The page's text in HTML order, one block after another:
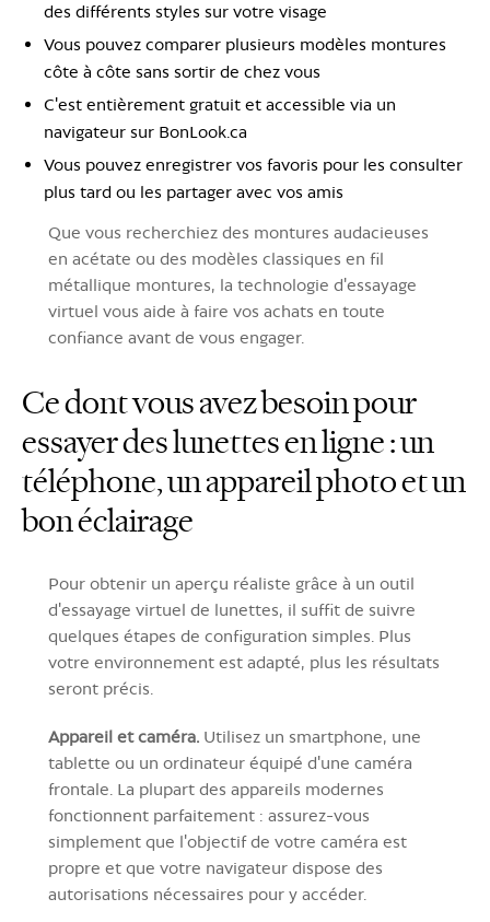
des différents styles sur votre visage
Vous pouvez comparer plusieurs modèles montures
côte à côte sans sortir de chez vous
C'est entièrement gratuit et accessible via un
navigateur sur BonLook.ca
Vous pouvez enregistrer vos favoris pour les consulter
plus tard ou les partager avec vos amis
Que vous recherchiez des montures audacieuses
en acétate ou des modèles classiques en fil
métallique montures, la technologie d'essayage
virtuel vous aide à faire vos achats en toute
confiance avant de vous engager.
Ce dont vous avez besoin pour
essayer des lunettes en ligne : un
téléphone, un appareil photo et un
bon éclairage
Pour obtenir un aperçu réaliste grâce à un outil
d'essayage virtuel de lunettes, il suffit de suivre
quelques étapes de configuration simples. Plus
votre environnement est adapté, plus les résultats
seront précis.
Appareil et caméra. Utilisez un smartphone, une
tablette ou un ordinateur équipé d'une caméra
frontale. La plupart des appareils modernes
fonctionnent parfaitement : assurez-vous
simplement que l'objectif de votre caméra est
propre et que votre navigateur dispose des
autorisations nécessaires pour y accéder.